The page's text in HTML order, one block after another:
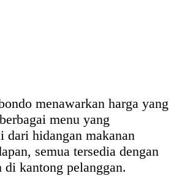
menawarkan harga yang
menu yang
hidangan makanan
semua tersedia dengan
di kantong pelanggan.